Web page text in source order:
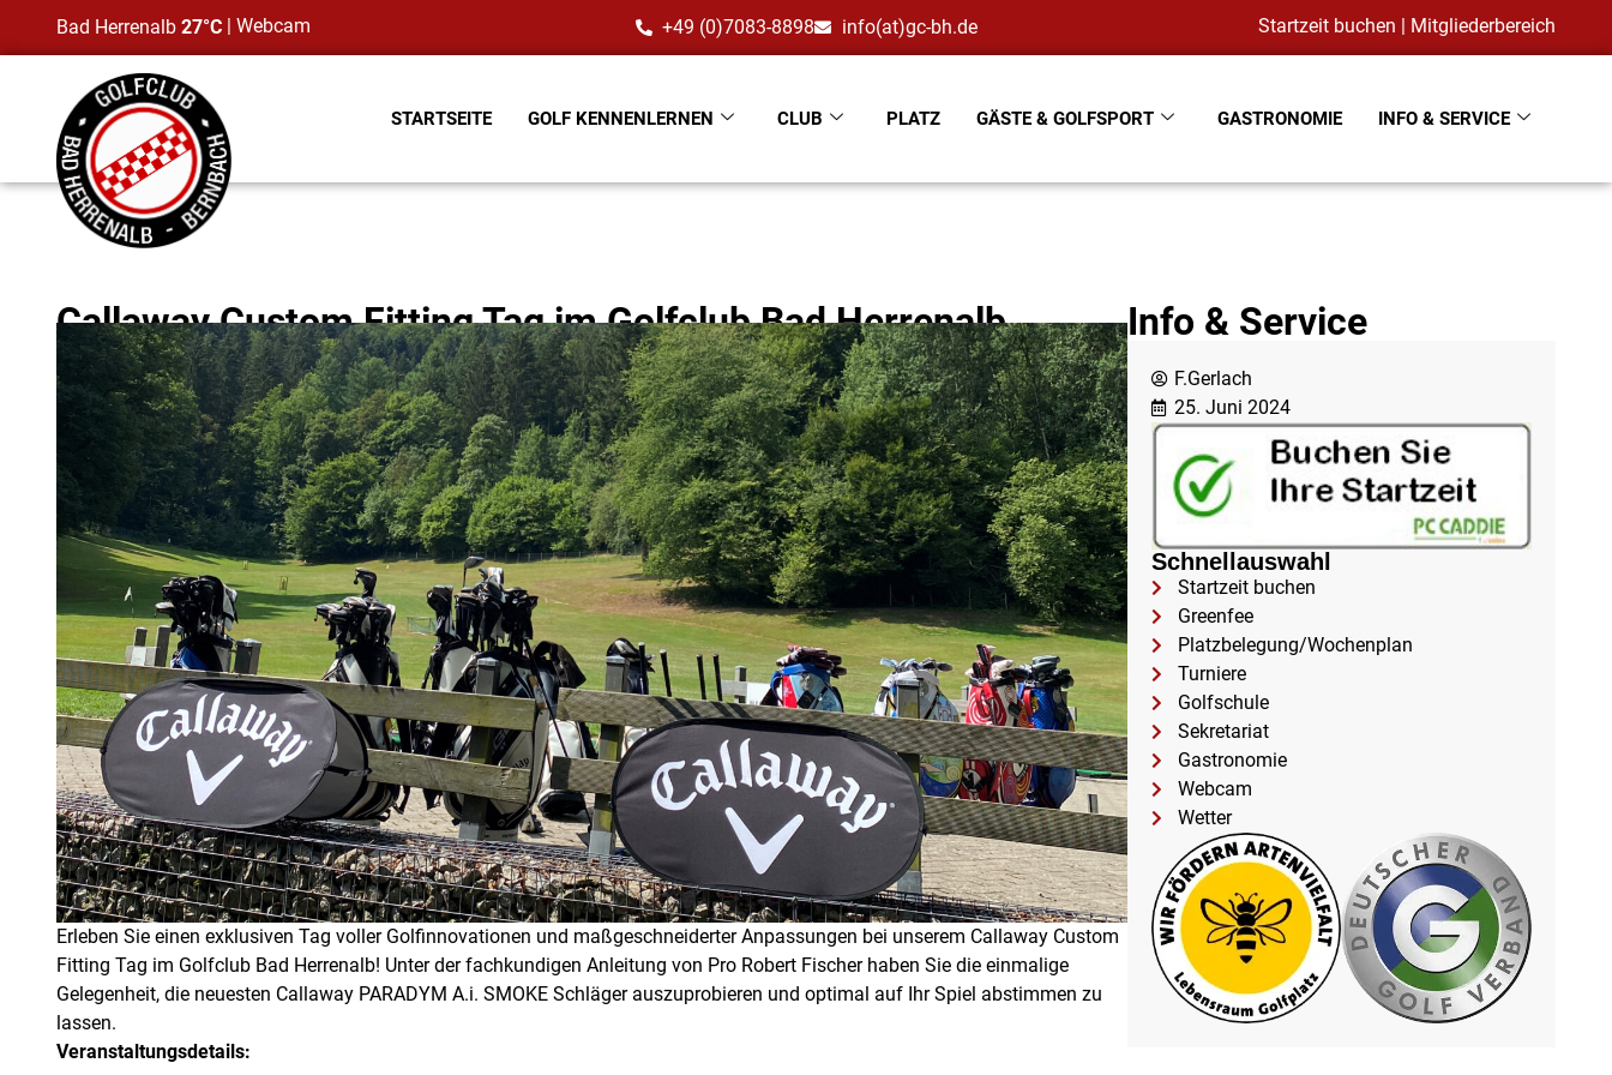
Bad Herrenalb 27°C | Webcam +49 (0)7083-8898 info(at)gc-bh.de Startzeit buchen | Mitgliederbereich
STARTSEITE GOLF KENNENLERNEN CLUB PLATZ GÄSTE & GOLFSPORT GASTRONOMIE INFO & SERVICE
Callaway Custom Fitting Tag im Golfclub Bad Herrenalb
Erleben Sie einen exklusiven Tag voller Golfinnovationen und maßgeschneiderter Anpassungen bei unserem Callaway Custom
Fitting Tag im Golfclub Bad Herrenalb! Unter der fachkundigen Anleitung von Pro Robert Fischer haben Sie die einmalige
Gelegenheit, die neuesten Callaway PARADYM A.i. SMOKE Schläger auszuprobieren und optimal auf Ihr Spiel abstimmen zu
lassen.
Veranstaltungsdetails:
Info & Service
F.Gerlach
25. Juni 2024
Schnellauswahl
Startzeit buchen
Greenfee
Platzbelegung/Wochenplan
Turniere
Golfschule
Sekretariat
Gastronomie
Webcam
Wetter